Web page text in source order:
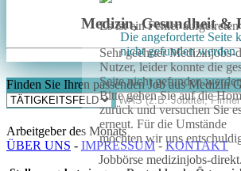
Medizin, Gesundheit &
Die angeforderte Seite
nicht gefunden werden
Es ist ein Fehler aufgetreten
Sehr geehrter Medizinjobs-
Nutzer, leider konnte die
Seite nicht gefunden
Bitte gehen Sie auf die
zurück und versuchen Sie
erneut. Für die Umstände
möchten wir uns
Finden Sie Ihren passenden Job aus Medizin
Arbeitgeber des Monats
ÜBER UNS - IMPRESSUM- KONTAKT
Jobbörse medizinjobs-